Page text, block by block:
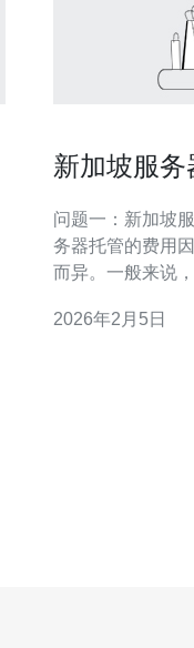
新加坡服
问题一：新加坡服务
务器托管的费用
而异。一般来说
端的云服务器或
2026年2月5日